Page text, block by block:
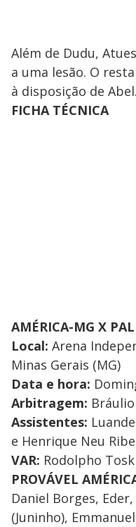
Além de Dudu,
a uma lesão. O
à disposição de Abel.
FICHA TÉCNICA
AMÉRICA-MG X
Local: Arena
Minas Gerais (MG)
Data e hora:
Arbitragem:
Assistentes:
e Henrique Neu
VAR: Rodolpho
PROVÁVEL
Daniel Borges,
(Juninho),